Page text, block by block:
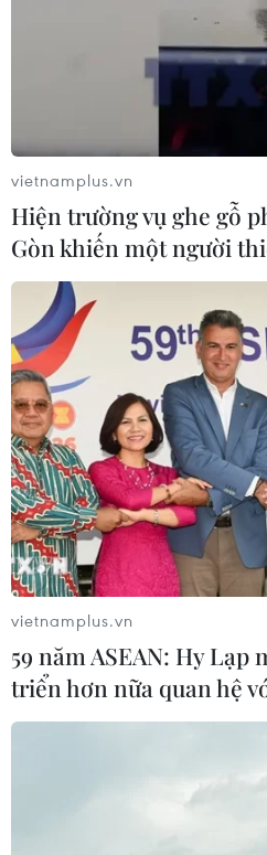
vietnamplus.vn
Hiện trường vụ ghe gỗ
Gòn khiến một người
vietnamplus.vn
59 năm ASEAN: Hy
triển hơn nữa quan hệ